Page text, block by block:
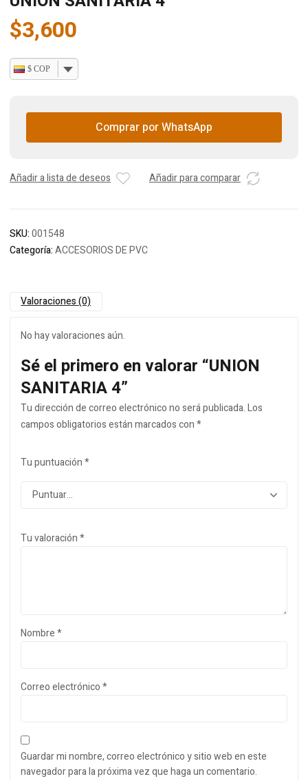
$3,600
$ COP
Comprar por WhatsApp
Añadir a lista de deseos Añadir para comparar
SKU:001548
Categoría:ACCESORIOS DE PVC
Valoraciones (0)
No hay valoraciones aún.
Sé el primero en valorar “UNION
SANITARIA 4”
Tu dirección de correo electrónico no será publicada.Los
campos obligatorios están marcados con*
Tu puntuación*
Tu valoración*
Nombre*
Correo electrónico*
Guardar mi nombre, correo electrónico y sitio web en este
navegador para la próxima vez que haga un comentario.